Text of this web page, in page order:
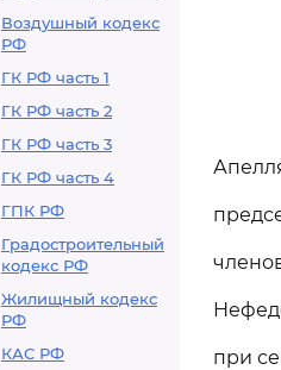
Воздушный кодекс
РФ
ГК РФ часть 1
ГК РФ часть 2
ГК РФ часть 3
ГК РФ часть 4
ГПК РФ
Градостроительный
кодекс РФ
Жилищный кодекс
РФ
КАС РФ
при